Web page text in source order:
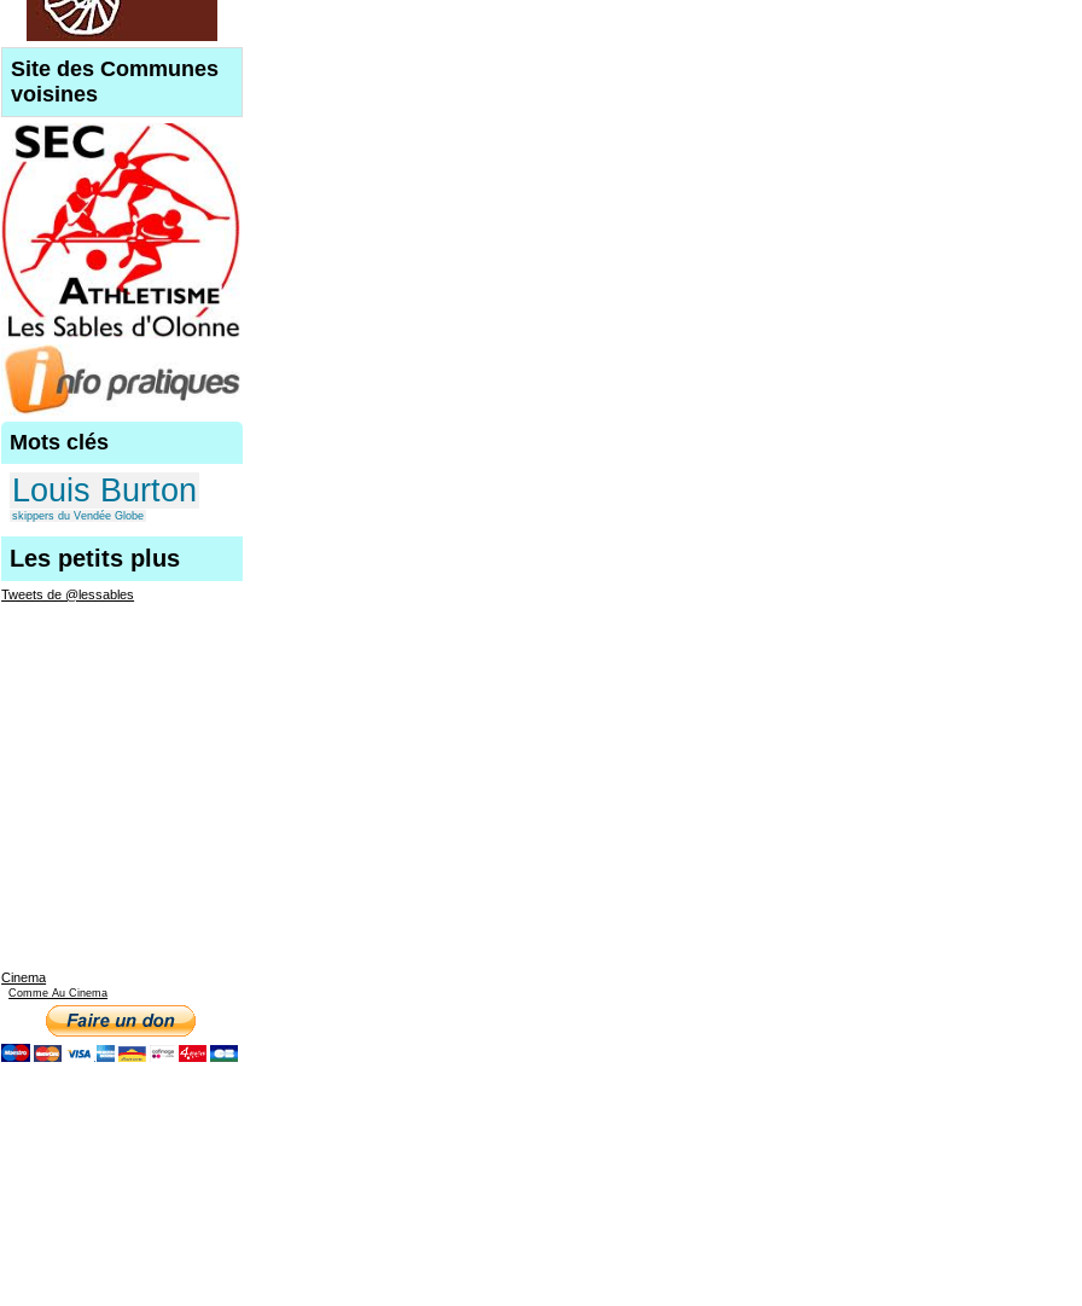
Site des Communes
voisines
Mots clés
Louis Burton
skippers du Vendée Globe
Les petits plus
Tweets de @lessables
Cinema
Comme Au Cinema